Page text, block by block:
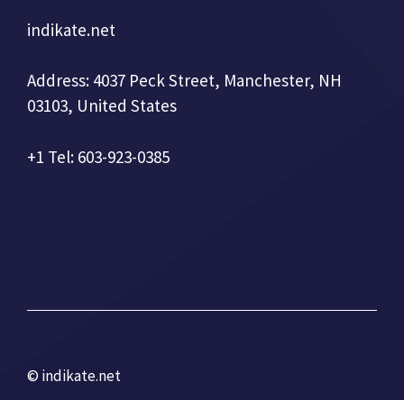
indikate.net
Address: 4037 Peck Street, Manchester, NH
03103, United States
+1 Tel: 603-923-0385
© indikate.net